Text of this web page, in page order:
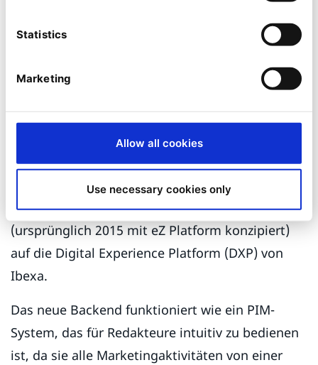
Statistics
Marketing
Allow all cookies
Use necessary cookies only
angewachsen
Das familiengeführte französische Unternehmen
DELABIE ist der europäische Marktführer für
öffentlichen Gebäuden und Einrichtungen. Das
Unternehmen wünschte sich ein digitales Profil,
das den Erwartungen des modernen B2B-Käufers
entspricht, und migrierte 2020 seine Website
(ursprünglich 2015 mit eZ Platform konzipiert)
auf die Digital Experience Platform (DXP) von
Ibexa.
Das neue Backend funktioniert wie ein PIM-
System, das für Redakteure intuitiv zu bedienen
ist, da sie alle Marketingaktivitäten von einer